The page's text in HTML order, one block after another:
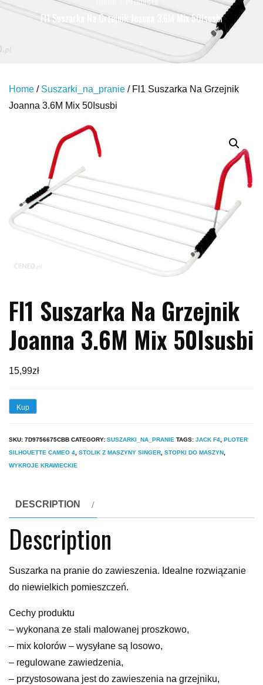
Fl1 Suszarka Na Grzejnik Joanna 3.6M Mix 50Isusbi
Home / Suszarki_na_pranie / Fl1 Suszarka Na Grzejnik
Joanna 3.6M Mix 50Isusbi
Fl1 Suszarka Na Grzejnik
Joanna 3.6M Mix 50Isusbi
15,99zł
Kup
SKU: 7D9756675CBB CATEGORY: SUSZARKI_NA_PRANIE TAGS: JACK F4, PLOTER
SILHOUETTE CAMEO 4, STOLIK Z MASZYNY SINGER, STOPKI DO MASZYN,
WYKROJE KRAWIECKIE
DESCRIPTION
Description
Suszarka na pranie do zawieszenia. Idealne rozwiązanie
do niewielkich pomieszczeń.
Cechy produktu
– wykonana ze stali malowanej proszkowo,
– mix kolorów – wysyłane są losowo,
– regulowane zawiedzenia,
– przystosowana jest do zawieszenia na grzejniku,